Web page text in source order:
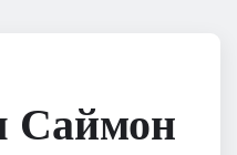
Саймон